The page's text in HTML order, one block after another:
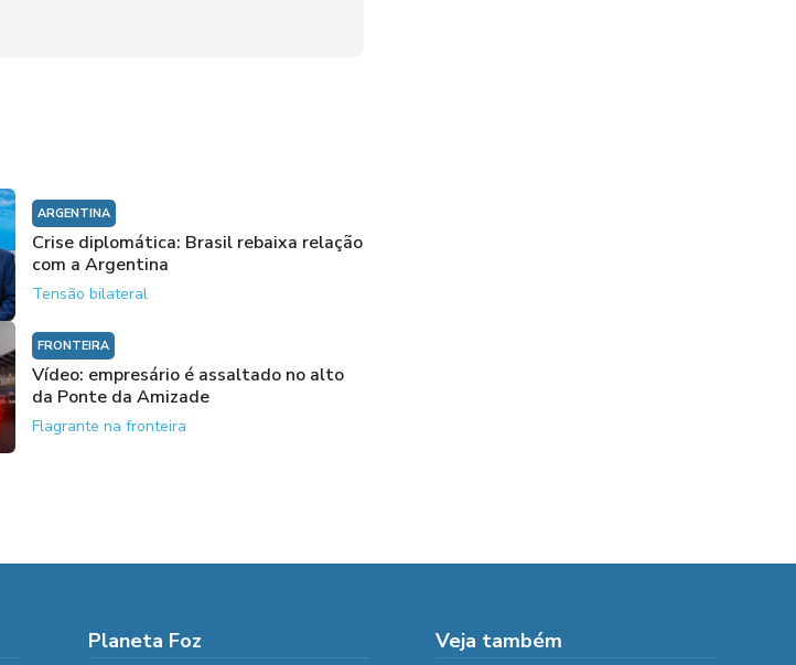
ARGENTINA
Crise diplomática: Brasil rebaixa relação
com a Argentina
Tensão bilateral
FRONTEIRA
Vídeo: empresário é assaltado no alto
da Ponte da Amizade
Flagrante na fronteira
Planeta Foz Veja também